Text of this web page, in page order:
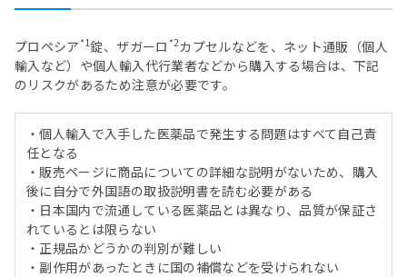
プロペシア*1錠、ザガーロ *2カプセルなどを、ネット通販（個人
輸入など）や個人輸入代行業者などから購入する場合は、下記
のリスクがあるため注意が必要です。
・個人輸入で入手した医薬品で発生する問題はすべて自己責
任となる
・販売ページに商品についての詳細な説明がないため、購入
後に自分で外国語の取扱説明書を読む必要がある
・日本国内で流通している医薬品とは異なり、品質が保証さ
れているとは限らない
・正規品かどうかの判別が難しい
・副作用があったときに国の補償などを受けられない